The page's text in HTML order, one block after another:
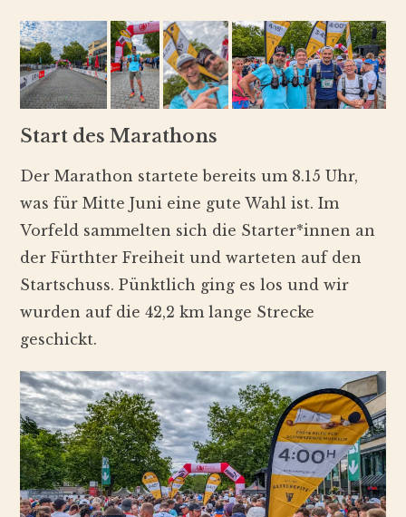
Start des Marathons
Der Marathon startete bereits um 8.15 Uhr,
was für Mitte Juni eine gute Wahl ist. Im
Vorfeld sammelten sich die Starter*innen an
der Fürthter Freiheit und warteten auf den
Startschuss. Pünktlich ging es los und wir
wurden auf die 42,2 km lange Strecke
geschickt.